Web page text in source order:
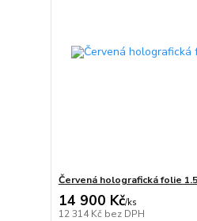
Červená holografická folie
14 900 Kč/ks
12 314 Kč bez DPH